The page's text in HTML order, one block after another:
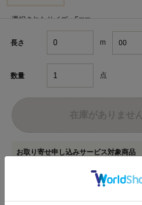
選択されたサイズ：5mm
長さ m
数量 点
お取り寄せ申し込みサービス対象商品